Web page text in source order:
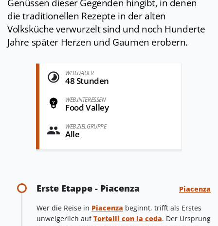
Genüssen dieser Gegenden hingibt, in denen
die traditionellen Rezepte in der alten
Volksküche verwurzelt sind und noch Hunderte
Jahre später Herzen und Gaumen erobern.
WEB.DAUER
48 Stunden
WEB.INTERESSEN
Food Valley
WEB.ZIELGRUPPE
Alle
Erste Etappe - Piacenza Piacenza
Wer die Reise in Piacenza beginnt, trifft als Erstes
unweigerlich aufTortelli con la coda. Der Ursprung